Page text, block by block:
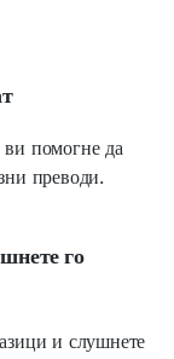
ви помогне да
преводи.
го
и слушнете